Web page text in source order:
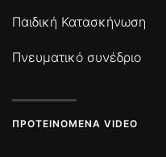
Παιδική Κατασκήνωση
Πνευματικό συνέδριο
ΠΡΟΤΕΙΝΌΜΕΝΑ VIDEO